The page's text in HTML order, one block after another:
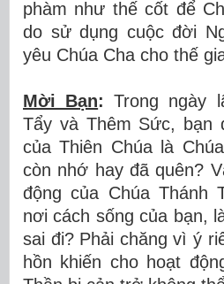
phàm như thế cốt để
do sử dụng cuộc đời
yêu Chúa Cha cho thế
Mời Bạn: Trong ngày
Tẩy và Thêm Sức, bạn
của Thiên Chúa là
còn nhớ hay đã quên?
động của Chúa Thánh
nơi cách sống của bạn,
sai đi? Phải chăng vì ý
hồn khiến cho hoạt